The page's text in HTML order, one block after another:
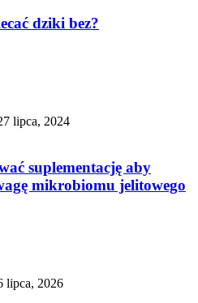
dziki bez?
lipca, 2024
suplementację aby
mikrobiomu jelitowego
lipca, 2026